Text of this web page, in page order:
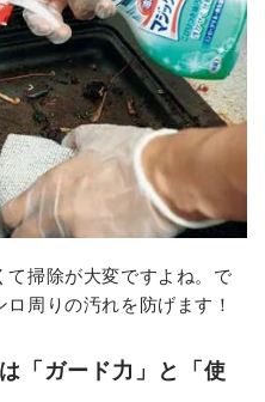
て掃除が大変ですよね。で
周りの汚れを防げます！
「ガード力」と「使